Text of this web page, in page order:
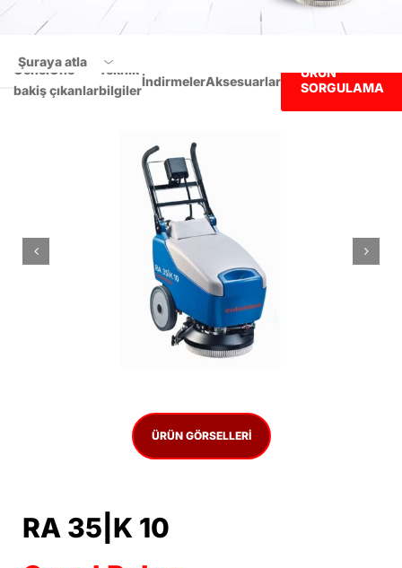
Genel
bakiş
Öne
çıkanlar
Teknik
bilgiler
İndirmelerAksesuarlar
ÜRÜN
SORGULAMA
Şuraya atla
Genel bakiş
Aksesuarlar
ÜRÜN SORGULAMA
ÜRÜN GÖRSELLERI
RA 35|K 10